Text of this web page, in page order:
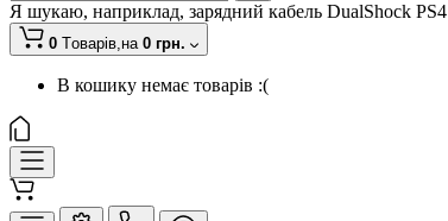
Я шукаю, наприклад, зарядний кабель DualShock PS4
0 Tоварів,на 0 грн.
В кошику немає товарів :(